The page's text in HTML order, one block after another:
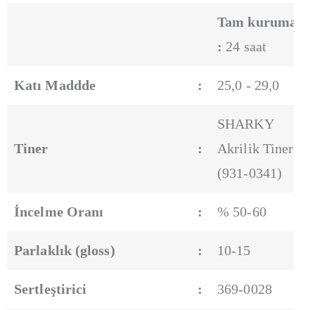
Tam kuruma
: 24 saat
Katı Maddde : 25,0 - 29,0
Tiner :
SHARKY
Akrilik Tiner
(931-0341)
İncelme Oranı : % 50-60
Parlaklık (gloss) : 10-15
Sertleştirici : 369-0028